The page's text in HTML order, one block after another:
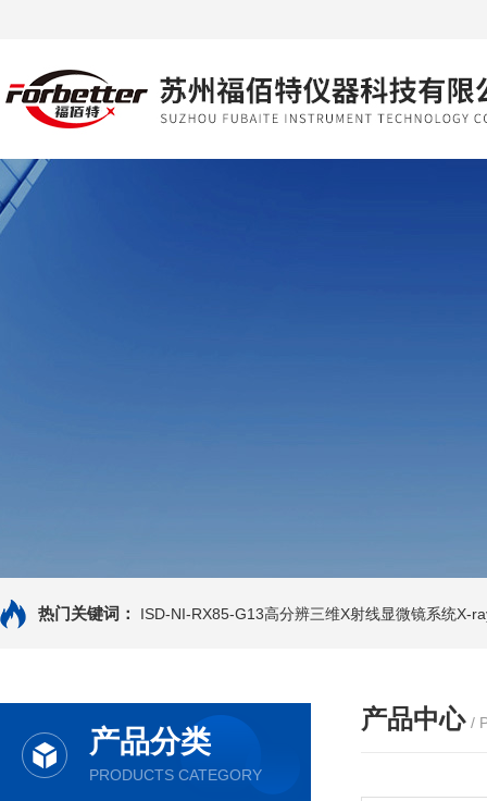
热门关键词： ISD-NI-RX85-G13高分辨三维X射线显微镜系统X-
产品分类
PRODUCTS CATEGORY
产品中心 /